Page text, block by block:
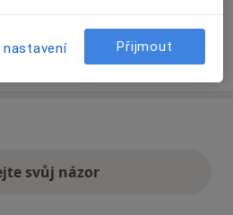
Víceo adrese
svůj názor
nastavení Přijmout